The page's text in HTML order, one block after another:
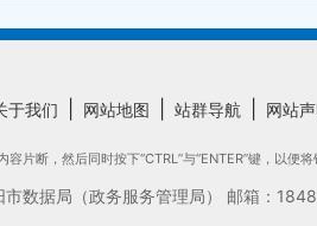
于我们 网站地图 站群导航 网站
片断，然后同时按下“CTRL”与“ENTER”键，以便
市数据局（政务服务管理局） 邮箱：